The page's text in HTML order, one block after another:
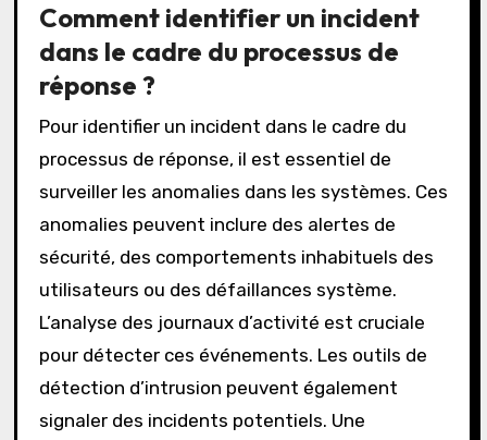
Comment identifier un incident
dans le cadre du processus de
réponse ?
Pour identifier un incident dans le cadre du
processus de réponse, il est essentiel de
surveiller les anomalies dans les systèmes. Ces
anomalies peuvent inclure des alertes de
sécurité, des comportements inhabituels des
utilisateurs ou des défaillances système.
L’analyse des journaux d’activité est cruciale
pour détecter ces événements. Les outils de
détection d’intrusion peuvent également
signaler des incidents potentiels. Une